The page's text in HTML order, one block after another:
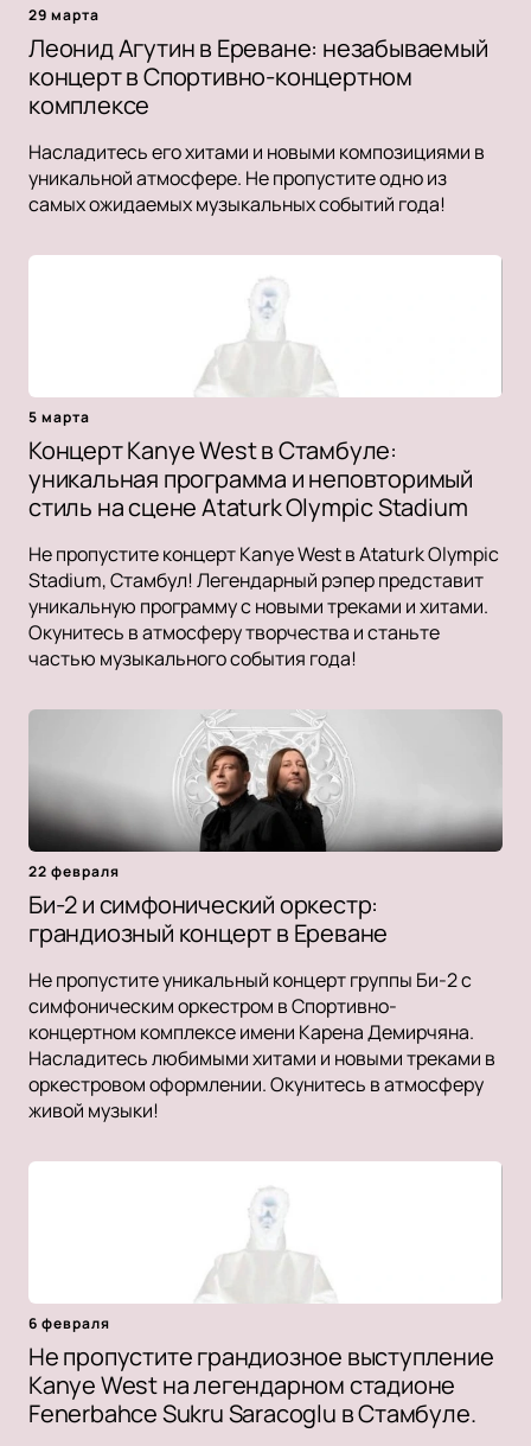
29 марта
Леонид Агутин в Ереване: незабываемый
концерт в Спортивно-концертном
комплексе
Насладитесь его хитами и новыми композициями в
уникальной атмосфере. Не пропустите одно из
самых ожидаемых музыкальных событий года!
5 марта
Концерт Kanye West в Стамбуле:
уникальная программа и неповторимый
стиль на сцене Ataturk Olympic Stadium
Не пропустите концерт Kanye West в Ataturk Olympic
Stadium, Стамбул! Легендарный рэпер представит
уникальную программу с новыми треками и хитами.
Окунитесь в атмосферу творчества и станьте
частью музыкального события года!
22 февраля
Би-2 и симфонический оркестр:
грандиозный концерт в Ереване
Не пропустите уникальный концерт группы Би-2 с
симфоническим оркестром в Спортивно-
концертном комплексе имени Карена Демирчяна.
Насладитесь любимыми хитами и новыми треками в
оркестровом оформлении. Окунитесь в атмосферу
живой музыки!
6 февраля
Не пропустите грандиозное выступление
Kanye West на легендарном стадионе
Fenerbahce Sukru Saracoglu в Стамбуле.